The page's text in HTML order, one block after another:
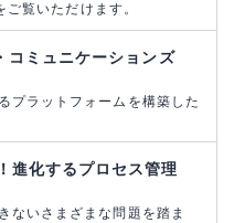
覧いただけます。
ミュニケーションズ
プラットフォームを構築した
進化するプロセス管理
ないさまざまな問題を踏ま